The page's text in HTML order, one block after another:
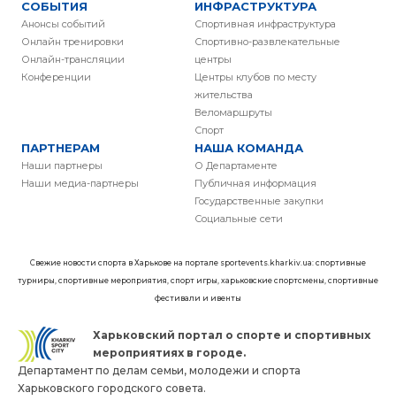
СОБЫТИЯ
Анонсы событий
Онлайн тренировки
Онлайн-трансляции
Конференции
ИНФРАСТРУКТУРА
Спортивная инфраструктура
Спортивно-развлекательные
центры
Центры клубов по месту
жительства
Веломаршруты
Спорт
ПАРТНЕРАМ
Наши партнеры
Наши медиа-партнеры
НАША КОМАНДА
О Департаменте
Публичная информация
Государственные закупки
Социальные сети
Свежие новости спорта в Харькове на портале sportevents.kharkiv.ua: спортивные
турниры, спортивные мероприятия, спорт игры, харьковские спортсмены, спортивные
фестивали и ивенты
Харьковский портал о спорте и спортивных
мероприятиях в городе.
Департамент по делам семьи, молодежи и спорта
Харьковского городского совета.